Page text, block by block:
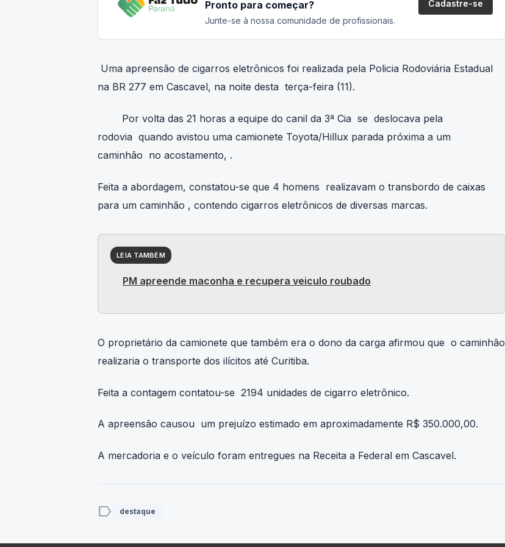
Pronto para começar?
Junte-se à nossa comunidade de profissionais.
Cadastre-se
Uma apreensão de cigarros eletrônicos foi realizada pela Policia Rodoviária Estadual
na BR 277 em Cascavel, na noite desta terça-feira (11).
Por volta das 21 horas a equipe do canil da 3ª Cia se deslocava pela
rodovia quando avistou uma camionete Toyota/Hillux parada próxima a um
caminhão no acostamento, .
Feita a abordagem, constatou-se que 4 homens realizavam o transbordo de caixas
para um caminhão , contendo cigarros eletrônicos de diversas marcas.
LEIA TAMBÉM
PM apreende maconha e recupera veiculo roubado
O proprietário da camionete que também era o dono da carga afirmou que o caminhão
realizaria o transporte dos ilícitos até Curitiba.
Feita a contagem contatou-se 2194 unidades de cigarro eletrônico.
A apreensão causou um prejuízo estimado em aproximadamente R$ 350.000,00.
A mercadoria e o veículo foram entregues na Receita a Federal em Cascavel.
label destaque